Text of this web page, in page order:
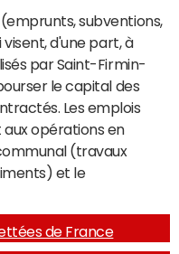
subventions,
d'une part, à
par Saint-Firmin-
le capital des
Les emplois
opérations en
(travaux
et le
de France